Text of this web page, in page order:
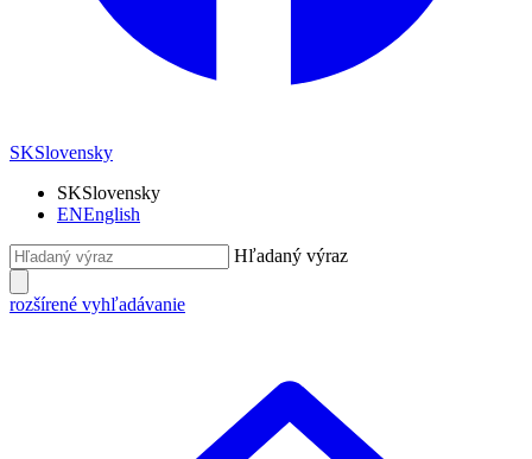
SKSlovensky
SKSlovensky
ENEnglish
Hľadaný výraz
rozšírené vyhľadávanie